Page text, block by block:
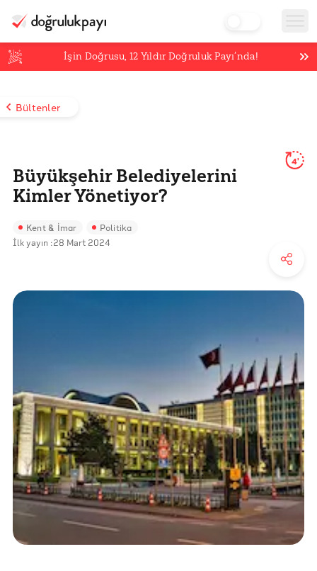
İşin Doğrusu,12 Yıldır Doğruluk Payı’nda!
Bültenler
Büyükşehir Belediyelerini
Kimler Yönetiyor?
4'
Kent & İmar Politika
İlk yayın :28 Mart 2024